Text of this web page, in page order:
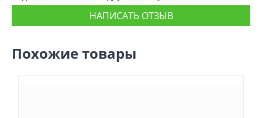
НАПИСАТЬ ОТЗЫВ
Похожие товары